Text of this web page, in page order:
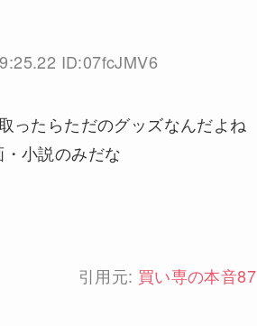
ID:07fcJMV6
ったらただのグッズなんだよね
小説のみだな
引用元: 買い専の本音87